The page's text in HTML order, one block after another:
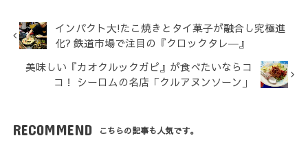
インパクト大!たこ焼きとタイ菓子が融合し究極進
化? 鉄道市場で注目の『クロックタレ―』
美味しい『カオクルックガピ』が食べたいならコ
コ！ シーロムの名店「クルアヌンソーン」
RECOMMEND こちらの記事も人気です。